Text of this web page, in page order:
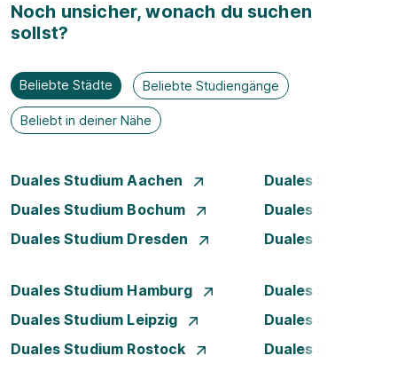
Noch unsicher, wonach du suchen
sollst?
Beliebte Städte Beliebte Studiengänge
Beliebt in deiner Nähe
Duales Studium Aachen
Duales Studium
Duales Studium Bochum
Duales Studium
Duales Studium Dresden
Duales Studium
Duales Studium Hamburg
Duales Studium
Duales Studium Leipzig
Duales Studium
Duales Studium Rostock
Duales Studium